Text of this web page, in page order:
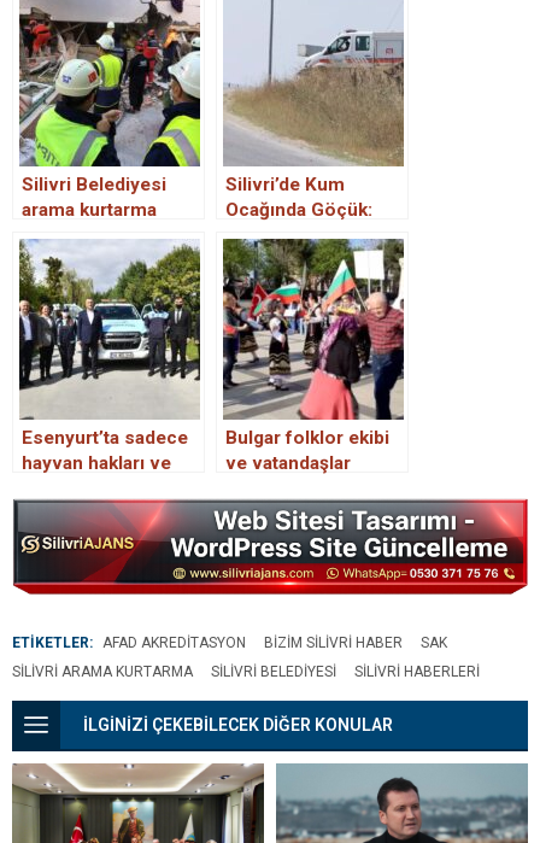
Silivri Belediyesi
arama kurtarma
ekipleri deprem
bölgesinde
Silivri’de Kum
Ocağında Göçük:
İşçi İçin Arama
Kurtarma Çalışmaları
Devam Ediyor
Esenyurt’ta sadece
hayvan hakları ve
çalışma yapacak
zabıta ekibi
Bulgar folklor ekibi
ve vatandaşlar
havası oynadı
ETİKETLER: AFAD AKREDITASYON BIZIM SILIVRI HABER
SAK
SILIVRI ARAMA KURTARMA
SILIVRI BELEDIYESI SILIVRI HABERLERI
İLGİNİZİ ÇEKEBİLECEK DİĞER KONULAR